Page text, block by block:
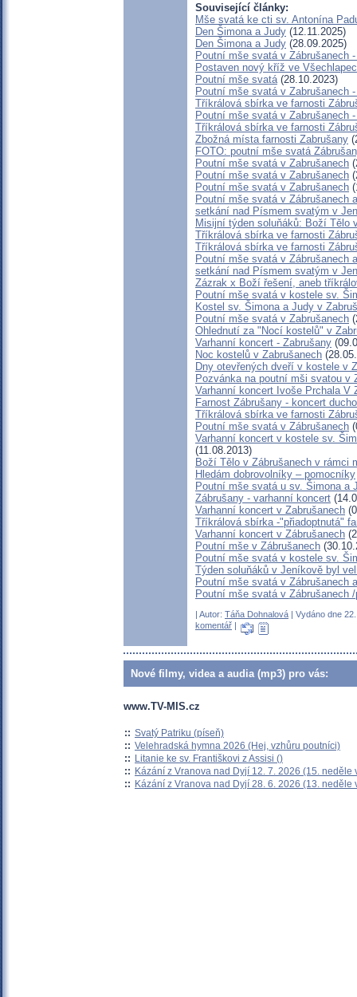
Související články:
Mše svatá ke cti sv. Antonína
Den Šimona a Judy (12.11.2025)
Den Šimona a Judy (28.09.2025)
Poutní mše svatá v Zábrušanech
Postaven nový kříž ve
Poutní mše svatá (28.10.2023)
Poutní mše svatá v Zabrušanech
Tříkrálová sbírka ve farnosti
Poutní mše svatá v Zabrušanech
Tříkrálová sbírka ve farnosti
Zbožná místa farnosti Zabrušany
FOTO: poutní mše svatá
Poutní mše svatá v Zabrušanech
Poutní mše svatá v Zabrušanech
Poutní mše svatá v Zabrušanech
Poutní mše svatá v Zábrušanech
setkání nad Písmem svatým v
Misijní týden soluňáků: Boží Tělo
Tříkrálová sbírka ve farnosti
Tříkrálová sbírka ve farnosti
Poutní mše svatá v Zábrušanech
setkání nad Písmem svatým v
Zázrak x Boží řešení, aneb
Poutní mše svatá v kostele sv.
Kostel sv. Šimona a Judy v
Poutní mše svatá v Zabrušanech
Ohlednutí za "Nocí kostelů" v
Varhanní koncert - Zabrušany
Noc kostelů v Zabrušanech
Dny otevřených dveří v kostele v
Pozvánka na poutní mši svatou v
Varhanní koncert Ivoše Prchala V
Farnost Zábrušany - koncert
Tříkrálová sbírka ve farnosti
Poutní mše svatá v Zábrušanech
Varhanní koncert v kostele sv.
(11.08.2013)
Boží Tělo v Zábrušanech v rámci
Hledám dobrovolníky – pomocníky
Poutní mše svatá u sv. Šimona a
Zábrušany - varhanní koncert
Varhanní koncert v Zabrušanech
Tříkrálová sbírka -"přiadoptnutá"
Varhanní koncert v Zábrušanech
Poutní mše v Zábrušanech
Poutní mše svatá v kostele sv.
Týden soluňáků v Jeníkově byl
Poutní mše svatá v Zábrušanech
Poutní mše svatá v Zábrušanech
| Autor: Táňa Dohnalová | Vydáno dne
komentář |
Nové filmy, videa a audia (mp3) pro vás:
www.TV-MIS.cz
:: Svatý Patriku (píseň)
:: Velehradská hymna 2026 (Hej, vzhůru poutníci)
:: Litanie ke sv. Františkovi z Assisi ()
:: Kázání z Vranova nad Dyjí 12. 7. 2026 (15. neděle
:: Kázání z Vranova nad Dyjí 28. 6. 2026 (13. neděle